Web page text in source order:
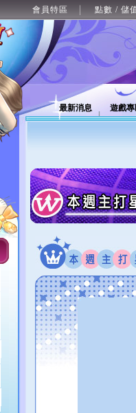
會員特區 點數 / 儲
最新消息 遊戲